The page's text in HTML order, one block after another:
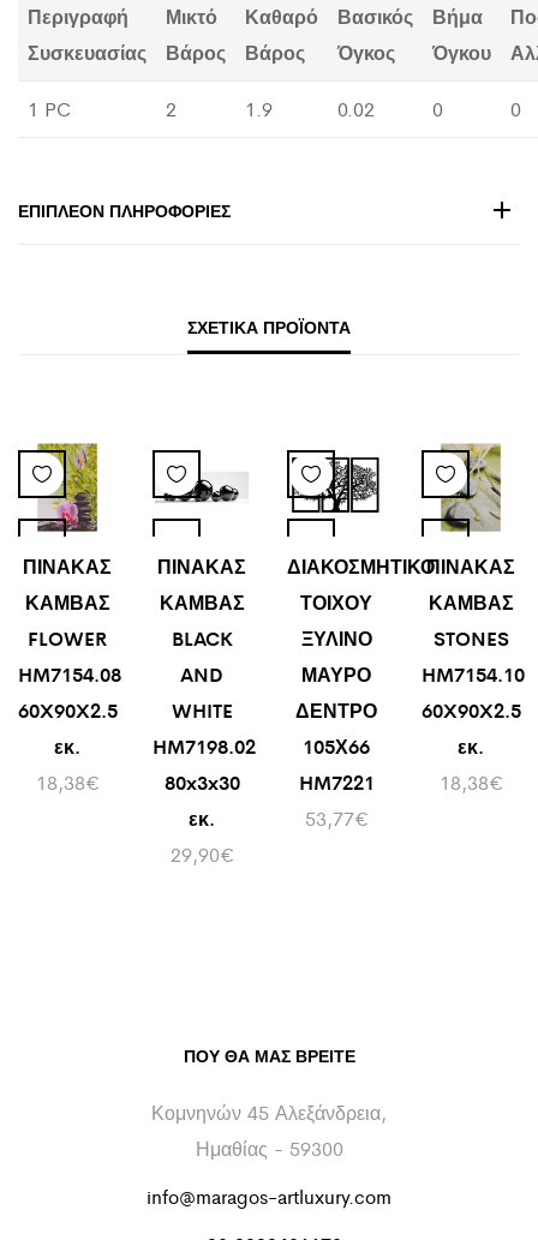
Περιγραφή
Συσκευασίας
Μικτό
Βάρος
Καθαρό
Βάρος
Βασικός
Όγκος
Βήμα
Όγκου
1 PC 2 1.9 0.02 0 0
ΕΠΙΠΛΈΟΝ ΠΛΗΡΟΦΟΡΊΕΣ
ΣΧΕΤΙΚΆ ΠΡΟΪΌΝΤΑ
ΠΙΝΑΚΑΣ
ΚΑΜΒΑΣ
FLOWER
HM7154.08
60X90X2.5
εκ.
18,38€
ΠΙΝΑΚΑΣ
ΚΑΜΒΑΣ
BLACK
AND
WHITE
HM7198.02
80x3x30
εκ.
29,90€
ΔΙΑΚΟΣΜΗΤΙΚΟ
ΤΟΙΧΟΥ
ΞΥΛΙΝΟ
ΜΑΥΡΟ
ΔΕΝΤΡΟ
105Χ66
HM7221
53,77€
ΠΙΝΑΚΑΣ
ΚΑΜΒΑΣ
STONES
HM7154.10
60X90X2.5
εκ.
18,38€
ΠΟΥ ΘΑ ΜΑΣ ΒΡΕΊΤΕ
Κομνηνών 45 Αλεξάνδρεια,
Ημαθίας - 59300
info@maragos-artluxury.com